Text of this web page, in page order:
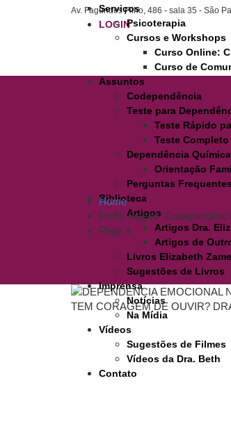
Av. Fagundes Filho, 486 - sala 35 - São
LOGIN
Serviços
Psicoterapia
Cursos e Workshops
Curso Online:
Curso de
Assuntos
Codependência
Teste para
Teste Rápido
Teste
Dependência Química
Orientação
Perguntas Frequentes
Biblioteca
Artigos
Artigos Dra.
Artigos de
Livros Elizabeth
Sugestões de Livros
Imprensa
Notícias
Na Mídia
Vídeos
Sugestões de Filmes
Vídeos da Dra. Beth
Contato
Home
Posts tagged
Page 4